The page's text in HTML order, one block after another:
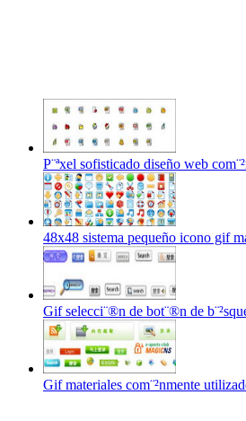
P¨ªxel sofisticado diseño web
48x48 sistema pequeño icono gif
Gif selecci¨®n de bot¨®n de
Gif materiales com¨²nmente